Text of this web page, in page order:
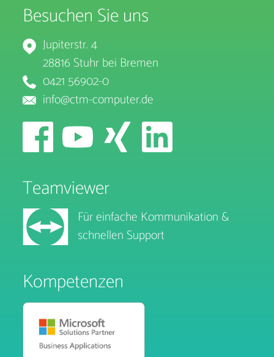
Besuchen Sie uns
Jupiterstr. 4
28816 Stuhr bei Bremen
0421 56902-0
info@ctm-computer.de
Teamviewer
Für einfache Kommunikation &
schnellen Support
Kompetenzen